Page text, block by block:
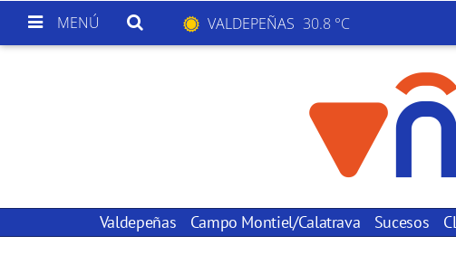
MENÚ VALDEPEÑAS 30.8 °C
Valdepeñas Campo Montiel/Calatrava Sucesos